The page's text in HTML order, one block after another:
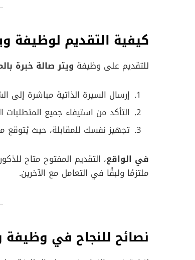
كيفية التقديم لوظيفة
للتقديم على وظيفة ويتر صالة خبرة
إرسال السيرة الذاتية مباشرة إلى
التأكد من استيفاء جميع المتطلبات
تجهيز نفسك للمقابلة، حيث
في الواقع
ملتزمًا ولبقًا في التعامل مع الآخرين.
نصائح للنجاح في وظيفة